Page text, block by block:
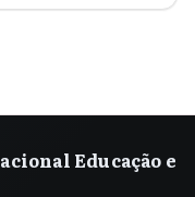
Educação e